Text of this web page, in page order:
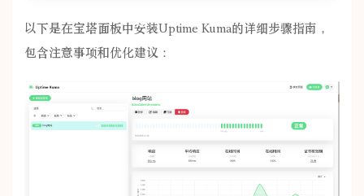
以下是在宝塔面板中安装Uptime Kuma的详细步骤指南，
包含注意事项和优化建议：